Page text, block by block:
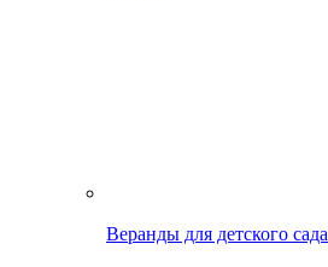
Веранды для детского сада